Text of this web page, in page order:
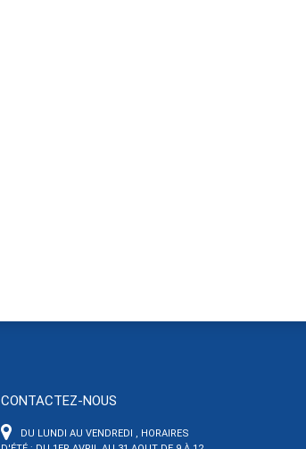
CONTACTEZ-NOUS
DU LUNDI AU VENDREDI , HORAIRES